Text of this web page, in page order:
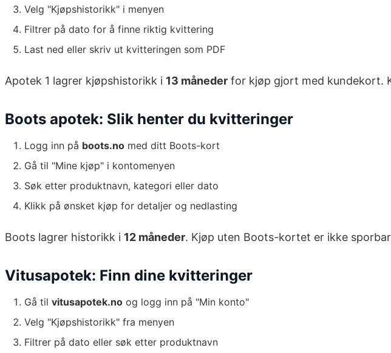
Velg "Kjøpshistorikk" i menyen
Filtrer på dato for å finne riktig kvittering
Last ned eller skriv ut kvitteringen som PDF
Apotek 1 lagrer kjøpshistorikk i 13 måneder for kjøp gjort med kundekort.
Boots apotek: Slik henter du kvitteringer
Logg inn på boots.no med ditt Boots-kort
Gå til "Mine kjøp" i kontomenyen
Søk etter produktnavn, kategori eller dato
Klikk på ønsket kjøp for detaljer og nedlasting
Boots lagrer historikk i 12 måneder. Kjøp uten Boots-kortet er ikke
Vitusapotek: Finn dine kvitteringer
Gå til vitusapotek.no og logg inn på "Min konto"
Velg "Kjøpshistorikk" fra menyen
Filtrer på dato eller søk etter produktnavn